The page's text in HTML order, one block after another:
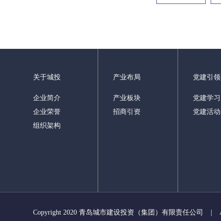
关于城投
企业简介
企业荣誉
组织架构
产业布局
产业板块
招商引资
党建引领
党建学习
党建活动
Copyright 2020 青岛城市建设投资（集团）有限责任公司